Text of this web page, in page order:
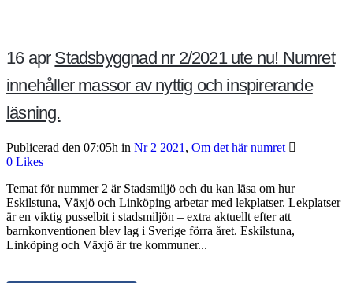
16 apr Stadsbyggnad nr 2/2021 ute nu! Numret
innehåller massor av nyttig och inspirerande
läsning.
Publicerad den 07:05h in Nr 2 2021 , Om det här numret
0 Likes
Temat för nummer 2 är Stadsmiljö och du kan läsa om hur
Eskilstuna, Växjö och Linköping arbetar med lekplatser. Lekplatser
är en viktig pusselbit i stadsmiljön – extra aktuellt efter att
barnkonventionen blev lag i Sverige förra året. Eskilstuna,
Linköping och Växjö är tre kommuner...